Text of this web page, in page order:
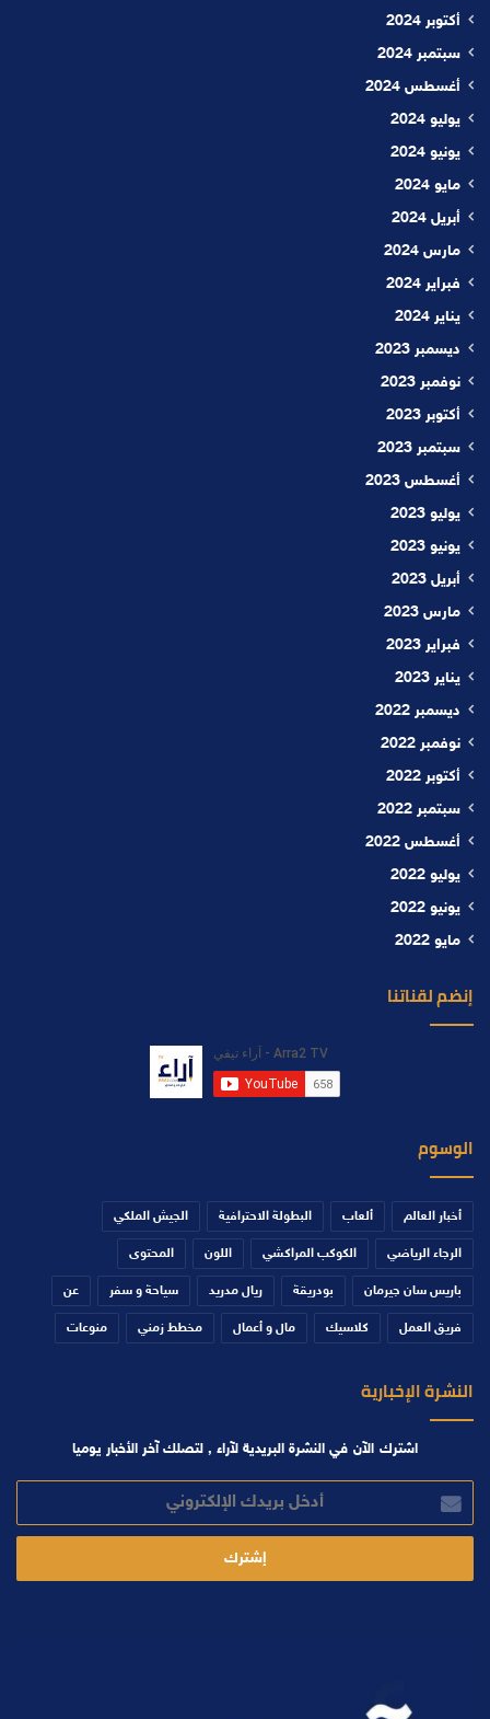
أكتوبر 2024
سبتمبر 2024
أغسطس 2024
يوليو 2024
يونيو 2024
مايو 2024
أبريل 2024
مارس 2024
فبراير 2024
يناير 2024
ديسمبر 2023
نوفمبر 2023
أكتوبر 2023
سبتمبر 2023
أغسطس 2023
يوليو 2023
يونيو 2023
أبريل 2023
مارس 2023
فبراير 2023
يناير 2023
ديسمبر 2022
نوفمبر 2022
أكتوبر 2022
سبتمبر 2022
أغسطس 2022
يوليو 2022
يونيو 2022
مايو 2022
إنضم لقناتنا
الوسوم
أخبار العالم ألعاب البطولة الاحترافية الجيش الملكي
الرجاء الرياضي الكوكب المراكشي اللون المحتوى
باريس سان جيرمان بودريقة ريال مدريد سياحة و سفر عن
فريق العمل كلاسيك مال و أعمال مخطط زمني منوعات
النشرة الإخبارية
اشترك الآن في النشرة البريدية لآراء , لتصلك آخر الأخبار يوميا
بريدك
الإلكتروني